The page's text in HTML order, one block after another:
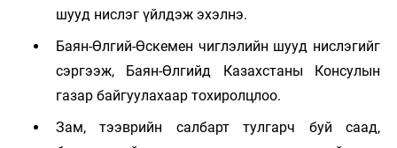
шууд нислэг үйлдэж эхэлнэ.
Баян-Өлгий-Өскемен чиглэлийн шууд нислэгийг
сэргээж, Баян-Өлгийд Казахстаны Консулын
газар байгуулахаар тохиролцлоо.
Зам, тээврийн салбарт тулгарч буй саад,